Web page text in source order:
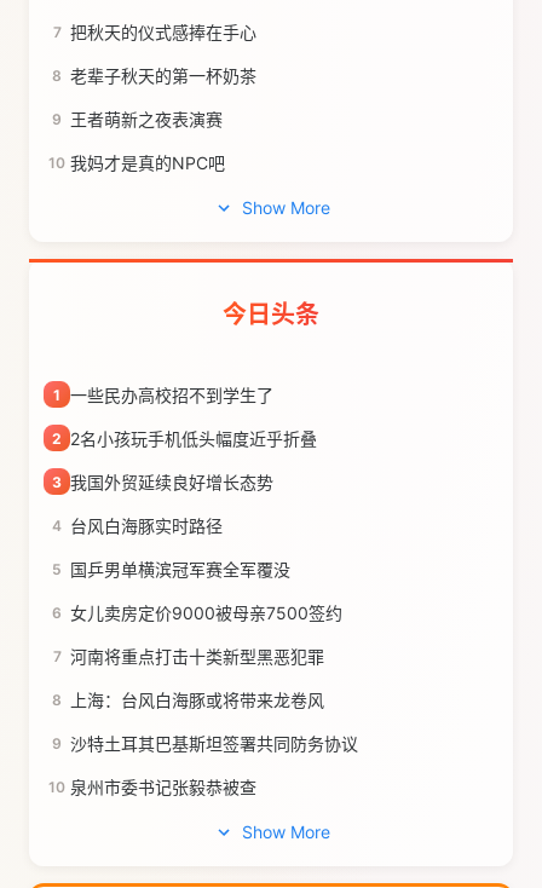
7 把秋天的仪式感捧在手心
8 老辈子秋天的第一杯奶茶
9 王者萌新之夜表演赛
10 我妈才是真的NPC吧
Show More
今日头条
1 一些民办高校招不到学生了
2 2名小孩玩手机低头幅度近乎折叠
3 我国外贸延续良好增长态势
4 台风白海豚实时路径
5 国乒男单横滨冠军赛全军覆没
6 女儿卖房定价9000被母亲7500签约
7 河南将重点打击十类新型黑恶犯罪
8 上海：台风白海豚或将带来龙卷风
9 沙特土耳其巴基斯坦签署共同防务协议
10 泉州市委书记张毅恭被查
Show More